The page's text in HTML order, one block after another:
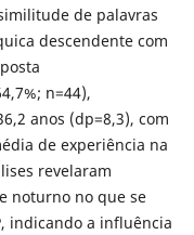
de palavras
descendente com
n=44),
anos (dp=8,3), com
de experiência na
revelaram
noturno no que se
indicando a influência